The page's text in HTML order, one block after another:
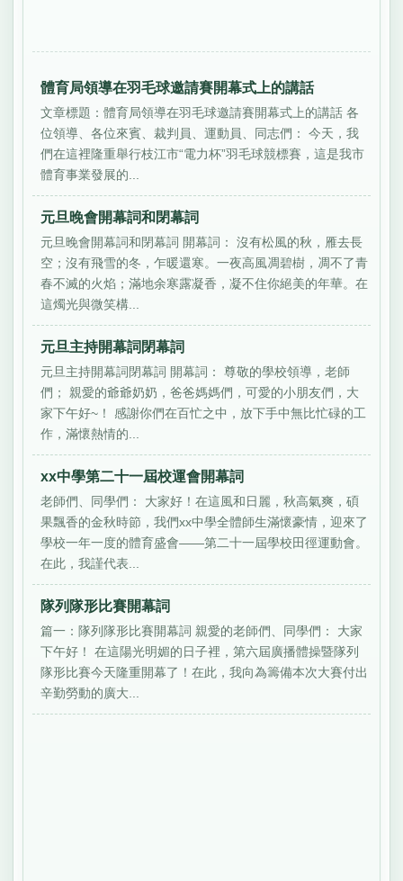
體育局領導在羽毛球邀請賽開幕式上的講話
文章標題：體育局領導在羽毛球邀請賽開幕式上的講話 各
位領導、各位來賓、裁判員、運動員、同志們： 今天，我
們在這裡隆重舉行枝江市“電力杯”羽毛球競標賽，這是我市
體育事業發展的...
元旦晚會開幕詞和閉幕詞
元旦晚會開幕詞和閉幕詞 開幕詞： 沒有松風的秋，雁去長
空；沒有飛雪的冬，乍暖還寒。一夜高風凋碧樹，凋不了青
春不滅的火焰；滿地余寒露凝香，凝不住你絕美的年華。在
這燭光與微笑構...
元旦主持開幕詞閉幕詞
元旦主持開幕詞閉幕詞 開幕詞： 尊敬的學校領導，老師
們； 親愛的爺爺奶奶，爸爸媽媽們，可愛的小朋友們，大
家下午好~！ 感謝你們在百忙之中，放下手中無比忙碌的工
作，滿懷熱情的...
xx中學第二十一屆校運會開幕詞
老師們、同學們： 大家好！在這風和日麗，秋高氣爽，碩
果飄香的金秋時節，我們xx中學全體師生滿懷豪情，迎來了
學校一年一度的體育盛會——第二十一屆學校田徑運動會。
在此，我謹代表...
隊列隊形比賽開幕詞
篇一：隊列隊形比賽開幕詞 親愛的老師們、同學們： 大家
下午好！ 在這陽光明媚的日子裡，第六屆廣播體操暨隊列
隊形比賽今天隆重開幕了！在此，我向為籌備本次大賽付出
辛勤勞動的廣大...